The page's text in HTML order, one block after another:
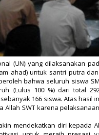
(UN) yang dilaksanakan
ahad) untuk santri putra
bahwa seluruh siswa
(Lulus 100 %) dari total
166 siswa. Atas hasil
SWT karena
mendekatkan diri kepada